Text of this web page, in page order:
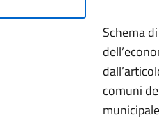
Schema
comuni